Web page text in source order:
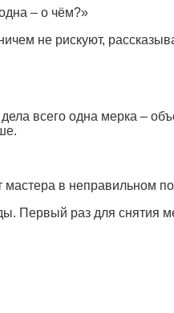
– о чём?»
не рискуют,
всего одна мерка –
мастера в неправильном
раз для снятия